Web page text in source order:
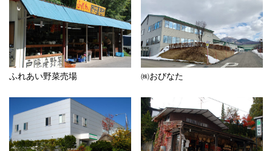
ふれあい野菜売場 ㈱おびなた